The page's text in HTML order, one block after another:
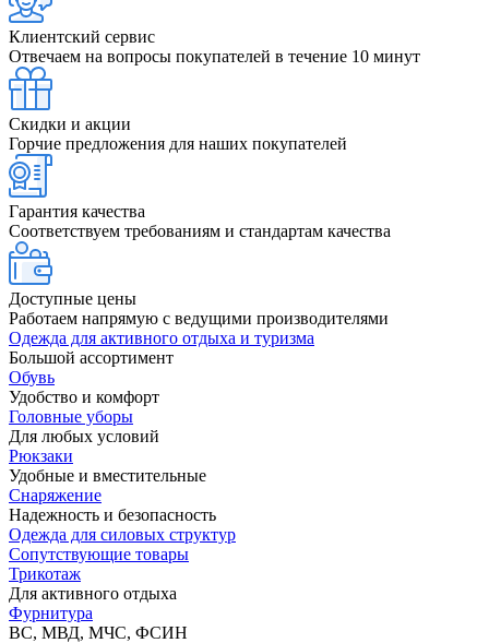
Клиентский сервис
Отвечаем на вопросы покупателей в течение 10 минут
Скидки и акции
Горчие предложения для наших покупателей
Гарантия качества
Соответствуем требованиям и стандартам качества
Доступные цены
Работаем напрямую с ведущими производителями
Одежда для активного отдыха и туризма
Большой ассортимент
Обувь
Удобство и комфорт
Головные уборы
Для любых условий
Рюкзаки
Удобные и вместительные
Снаряжение
Надежность и безопасность
Одежда для силовых структур
Сопутствующие товары
Трикотаж
Для активного отдыха
Фурнитура
ВС, МВД, МЧС, ФСИН